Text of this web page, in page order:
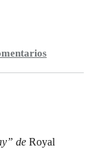
de Royal